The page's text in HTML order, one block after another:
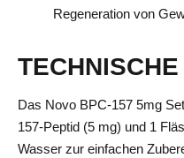
Regeneration von
Das Novo BPC-157 5mg
157-Peptid (5 mg) und 1
Wasser zur einfachen